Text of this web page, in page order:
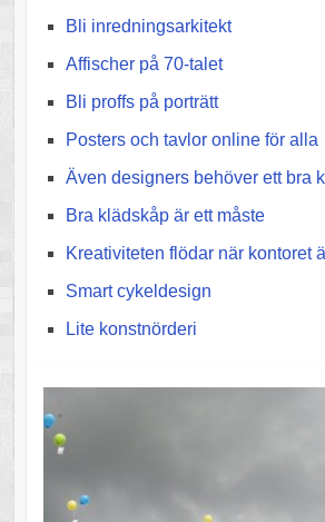
Bli inredningsarkitekt
Affischer på 70-talet
Bli proffs på porträtt
Posters och tavlor online för alla
Även designers behöver ett bra
Bra klädskåp är ett måste
Kreativiteten flödar när kontoret
Smart cykeldesign
Lite konstnörderi